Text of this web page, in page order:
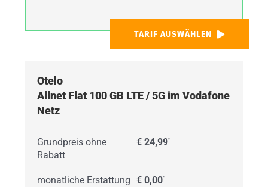
TARIF AUSWÄHLEN
Otelo
Allnet Flat 100 GB LTE / 5G im Vodafone
Netz
Grundpreis ohne
Rabatt
€ 24,99*
monatliche Erstattung € 0,00*